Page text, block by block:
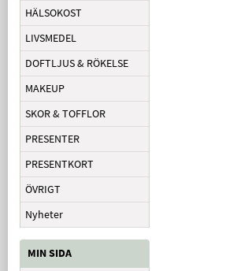
HÄLSOKOST
LIVSMEDEL
DOFTLJUS & RÖKELSE
MAKEUP
SKOR & TOFFLOR
PRESENTER
PRESENTKORT
ÖVRIGT
Nyheter
MIN SIDA